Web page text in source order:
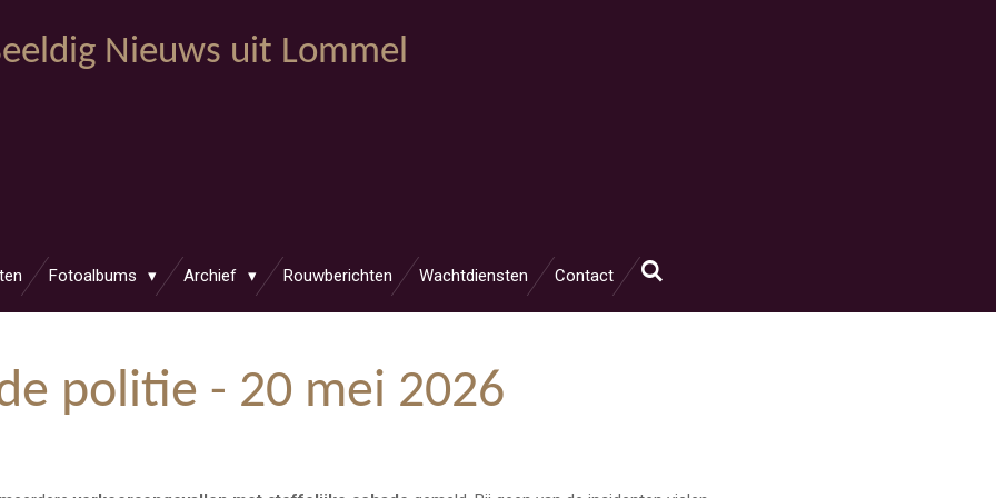
Nieuws uit Lommel
Fotoalbums Archief Rouwberichten Wachtdiensten Contact
politie - 20 mei 2026